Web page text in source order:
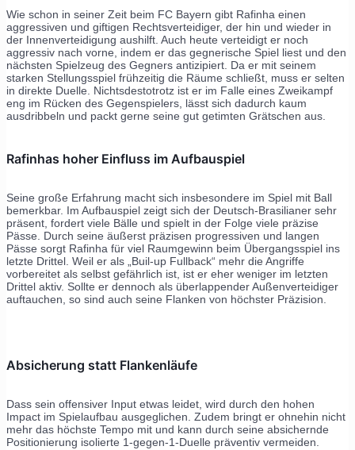
Wie schon in seiner Zeit beim FC Bayern gibt Rafinha einen
aggressiven und giftigen Rechtsverteidiger, der hin und wieder in
der Innenverteidigung aushilft. Auch heute verteidigt er noch
aggressiv nach vorne, indem er das gegnerische Spiel liest und den
nächsten Spielzeug des Gegners antizipiert. Da er mit seinem
starken Stellungsspiel frühzeitig die Räume schließt, muss er selten
in direkte Duelle. Nichtsdestotrotz ist er im Falle eines Zweikampf
eng im Rücken des Gegenspielers, lässt sich dadurch kaum
ausdribbeln und packt gerne seine gut getimten Grätschen aus.
Rafinhas hoher Einfluss im Aufbauspiel
Seine große Erfahrung macht sich insbesondere im Spiel mit Ball
bemerkbar. Im Aufbauspiel zeigt sich der Deutsch-Brasilianer sehr
präsent, fordert viele Bälle und spielt in der Folge viele präzise
Pässe. Durch seine äußerst präzisen progressiven und langen
Pässe sorgt Rafinha für viel Raumgewinn beim Übergangsspiel ins
letzte Drittel. Weil er als „Buil-up Fullback“ mehr die Angriffe
vorbereitet als selbst gefährlich ist, ist er eher weniger im letzten
Drittel aktiv. Sollte er dennoch als überlappender Außenverteidiger
auftauchen, so sind auch seine Flanken von höchster Präzision.
Absicherung statt Flankenläufe
Dass sein offensiver Input etwas leidet, wird durch den hohen
Impact im Spielaufbau ausgeglichen. Zudem bringt er ohnehin nicht
mehr das höchste Tempo mit und kann durch seine absichernde
Positionierung isolierte 1-gegen-1-Duelle präventiv vermeiden.